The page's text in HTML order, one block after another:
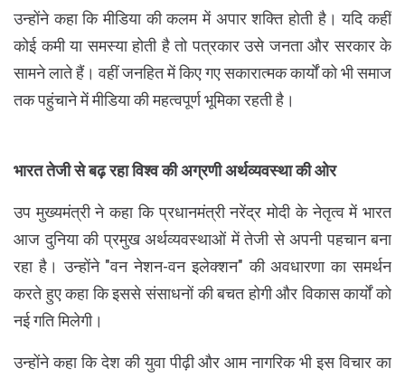
उन्होंने कहा कि मीडिया की कलम में अपार शक्ति होती है। यदि कहीं
कोई कमी या समस्या होती है तो पत्रकार उसे जनता और सरकार के
सामने लाते हैं। वहीं जनहित में किए गए सकारात्मक कार्यों को भी समाज
तक पहुंचाने में मीडिया की महत्वपूर्ण भूमिका रहती है।
भारत तेजी से बढ़ रहा विश्व की अग्रणी अर्थव्यवस्था की ओर
उप मुख्यमंत्री ने कहा कि प्रधानमंत्री नरेंद्र मोदी के नेतृत्व में भारत
आज दुनिया की प्रमुख अर्थव्यवस्थाओं में तेजी से अपनी पहचान बना
रहा है। उन्होंने "वन नेशन-वन इलेक्शन" की अवधारणा का समर्थन
करते हुए कहा कि इससे संसाधनों की बचत होगी और विकास कार्यों को
नई गति मिलेगी।
उन्होंने कहा कि देश की युवा पीढ़ी और आम नागरिक भी इस विचार का